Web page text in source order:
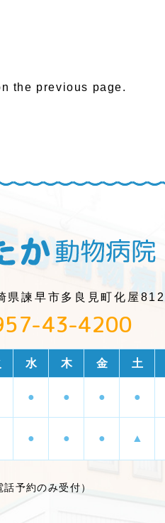
the previous page.
県諫早市多良見町化屋
-43-4200
水 木 金 土
● ● ● ●
● ● ● ▲
予約のみ受付）